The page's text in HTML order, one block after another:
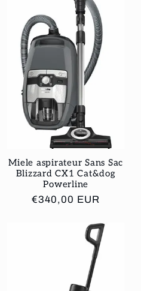
Miele aspirateur Sans Sac
Blizzard CX1 Cat&dog
Powerline
Prix
€340,00 EUR